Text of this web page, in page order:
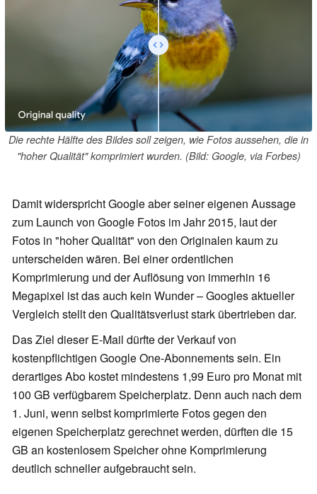
Die rechte Hälfte des Bildes soll zeigen, wie Fotos aussehen, die in
"hoher Qualität" komprimiert wurden. (Bild: Google, via Forbes)
Damit widerspricht Google aber seiner eigenen Aussage
zum Launch von Google Fotos im Jahr 2015, laut der
Fotos in "hoher Qualität" von den Originalen kaum zu
unterscheiden wären. Bei einer ordentlichen
Komprimierung und der Auflösung von immerhin 16
Megapixel ist das auch kein Wunder – Googles aktueller
Vergleich stellt den Qualitätsverlust stark übertrieben dar.
Das Ziel dieser E-Mail dürfte der Verkauf von
kostenpflichtigen Google One-Abonnements sein. Ein
derartiges Abo kostet mindestens 1,99 Euro pro Monat mit
100 GB verfügbarem Speicherplatz. Denn auch nach dem
1. Juni, wenn selbst komprimierte Fotos gegen den
eigenen Speicherplatz gerechnet werden, dürften die 15
GB an kostenlosem Speicher ohne Komprimierung
deutlich schneller aufgebraucht sein.